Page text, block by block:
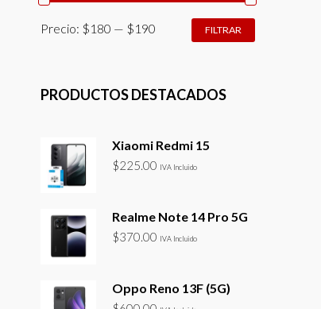
PRECIO
MÍNIMO
PRECIO
MÁXIMO
FILTRAR
Precio: $180 — $190
PRODUCTOS DESTACADOS
Xiaomi Redmi 15
$225.00 IVA Incluido
Realme Note 14 Pro 5G
$370.00 IVA Incluido
Oppo Reno 13F (5G)